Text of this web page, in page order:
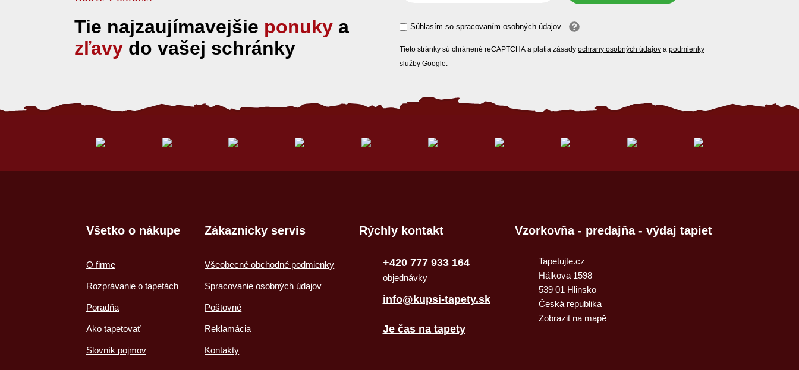
Tie najzaujímavejšie ponuky a
zľavy do vašej schránky
Súhlasím so spracovaním osobných údajov .
Tieto stránky sú chránené reCAPTCHA a platia zásady ochrany osobných údajov a podmienky
služby Google.
Všetko o nákupe
O firme
Rozprávanie o tapetách
Poradňa
Ako tapetovať
Slovník pojmov
Zákaznícky servis
Všeobecné obchodné podmienky
Spracovanie osobných údajov
Poštovné
Reklamácia
Kontakty
Rýchly kontakt
+420 777 933 164
objednávky
info@kupsi-tapety.sk
Je čas na tapety
Vzorkovňa - predajňa - výdaj tapiet
Tapetujte.cz
Hálkova 1598
539 01 Hlinsko
Česká republika
Zobrazit na mapě